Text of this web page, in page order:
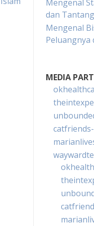
Mengenal
dan
Mengenal
Peluangnya
MEDIA